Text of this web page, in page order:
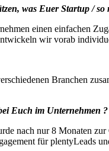
was Euer Startup /
einen einfachen
wir vorab
Branchen
Euch im Unternehmen ?
nach nur 8 Monaten
für plentyLeads